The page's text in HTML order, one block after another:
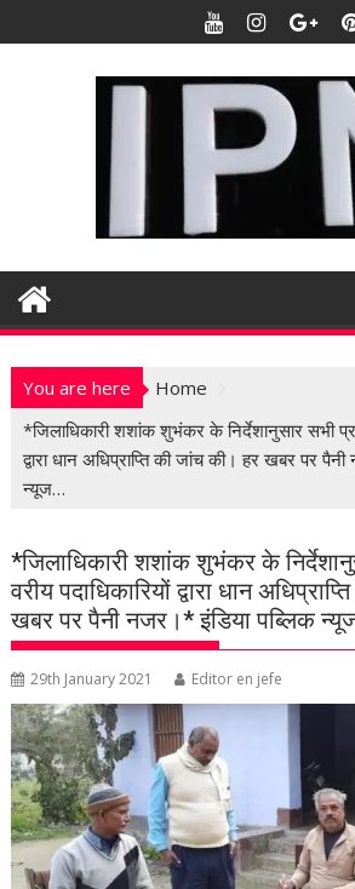
k
t
n
You are here
Home
*जिलाधिकारी शशांक शुभंकर के निर्देशानुसार सभी
द्वारा धान अधिप्राप्ति की जांच की। हर खबर पर
न्यूज…
*जिलाधिकारी शशांक शुभंकर के
वरीय पदाधिकारियों द्वारा धान
खबर पर पैनी नजर।* इंडिया पब्लिक
29th January 2021 Editor en jefe